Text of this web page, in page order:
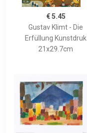
€ 5.45
Gustav Klimt - Die
Erfüllung Kunstdruk
21x29.7cm